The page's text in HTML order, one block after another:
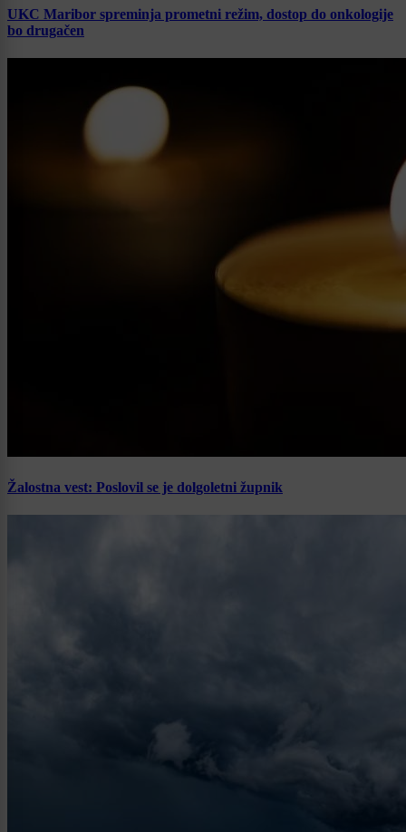
UKC Maribor spreminja prometni režim, dostop do onkologije
bo drugačen
Žalostna vest: Poslovil se je dolgoletni župnik